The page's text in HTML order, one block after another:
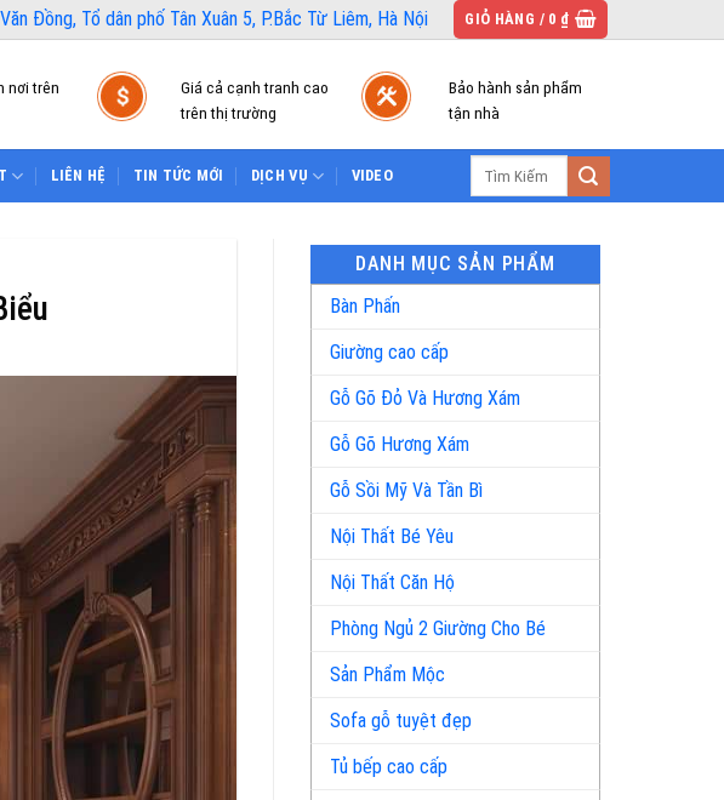
Đồng, Tổ dân phố Tân Xuân 5, P.Bắc Từ Liêm, Hà Nội GIỎ HÀNG / 0 ₫
nơi trên
Giá cả cạnh tranh cao
trên thị trường
Bảo hành sản phẩm
tận nhà
LIÊN HỆ TIN TỨC MỚI DỊCH VỤ VIDEO
DANH MỤC SẢN PHẨM
Bàn Phấn
Giường cao cấp
Gỗ Gõ Đỏ Và Hương Xám
Gỗ Gõ Hương Xám
Gỗ Sồi Mỹ Và Tần Bì
Nội Thất Bé Yêu
Nội Thất Căn Hộ
Phòng Ngủ 2 Giường Cho Bé
Sản Phẩm Mộc
Sofa gỗ tuyệt đẹp
Tủ bếp cao cấp